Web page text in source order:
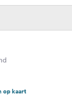
op kaart